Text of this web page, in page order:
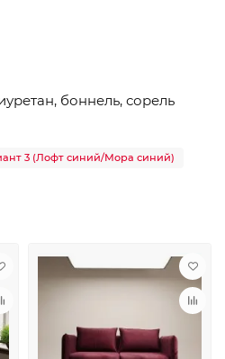
боннель, сорель
3 (Лофт синий/Мора синий)